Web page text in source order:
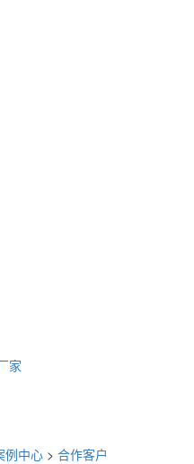
家
例中心 > 合作客户